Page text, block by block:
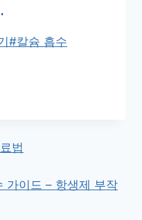
#칼슘 흡수
법
가이드 – 항생제 부작